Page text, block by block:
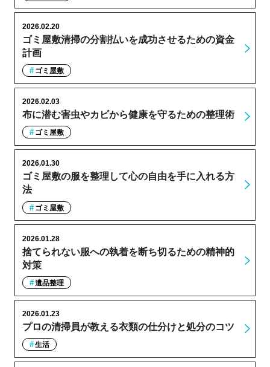
ゴミ屋敷清掃の分割払いを成功させるための資金
計画
2026.02.20
ゴミ屋敷
布に潜む害虫やカビから健康を守るための整理術
2026.02.03
ゴミ屋敷
ゴミ屋敷の服を整理して心の自由を手に入れる方
法
2026.01.30
ゴミ屋敷
捨てられない服への執着を断ち切るための精神的
対策
2026.01.28
遺品整理
プロの清掃員が教える衣類の仕分けと処分のコツ
2026.01.23
生活